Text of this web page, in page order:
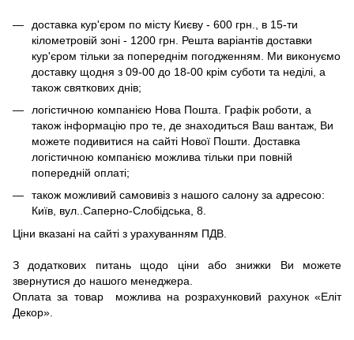
доставка кур'єром по місту Києву - 600 грн., в 15-ти
кілометровій зоні - 1200 грн. Решта варіантів доставки
кур'єром тільки за попереднім погодженням. Ми виконуємо
доставку щодня з 09-00 до 18-00 крім суботи та неділі, а
також святкових днів;
логістичною компанією Нова Пошта. Графік роботи, а
також інформацію про те, де знаходиться Ваш вантаж, Ви
можете подивитися на сайті Нової Пошти. Доставка
логістичною компанією можлива тільки при повній
попередній оплаті;
також можливий самовивіз з нашого салону за адресою:
Київ, вул..Саперно-Слобідська, 8.
Ціни вказані на сайті з урахуванням ПДВ.
З додаткових питань щодо ціни або знижки Ви можете
звернутися до нашого менеджера.
Оплата за товар можлива на розрахунковий рахунок «Еліт
Декор».